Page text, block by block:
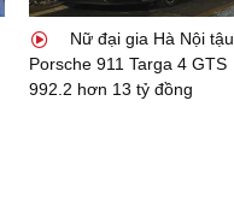
Nữ đại gia Hà Nội tậu
Porsche 911 Targa 4 GTS
992.2 hơn 13 tỷ đồng